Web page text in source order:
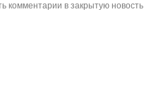
комментарии в закрытую новость